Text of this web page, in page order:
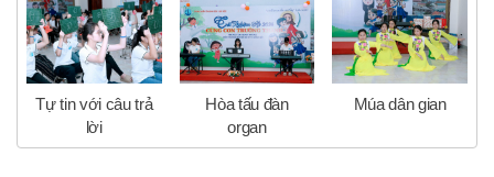
chương trình
Tự tin với câu trả
lời
Hòa tấu đàn
organ
Múa dân gian